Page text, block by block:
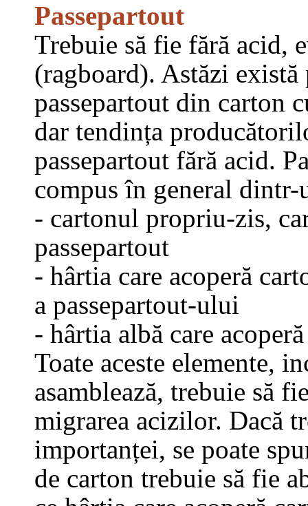
Passepartout
Trebuie să fie fără acid,
(ragboard). Astăzi
passepartout din carton
dar tendința
passepartout fără acid.
compus în general
- cartonul propriu-zis,
passepartout
- hârtia care acoperă
a passepartout-ului
- hârtia albă care
Toate aceste elemente,
asamblează, trebuie să
migrarea acizilor. Dacă
importanței, se poate
de carton trebuie să fie